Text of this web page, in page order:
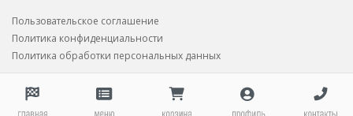
Пользовательское соглашение
Политика конфиденциальности
Политика обработки персональных данных